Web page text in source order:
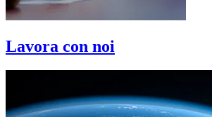
Lavora con noi